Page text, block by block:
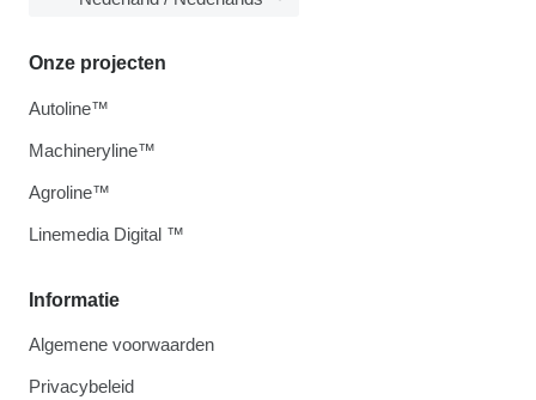
Informatie
Algemene voorwaarden
Privacybeleid
Onze projecten
Autoline™
Machineryline™
Agroline™
Linemedia Digital ™